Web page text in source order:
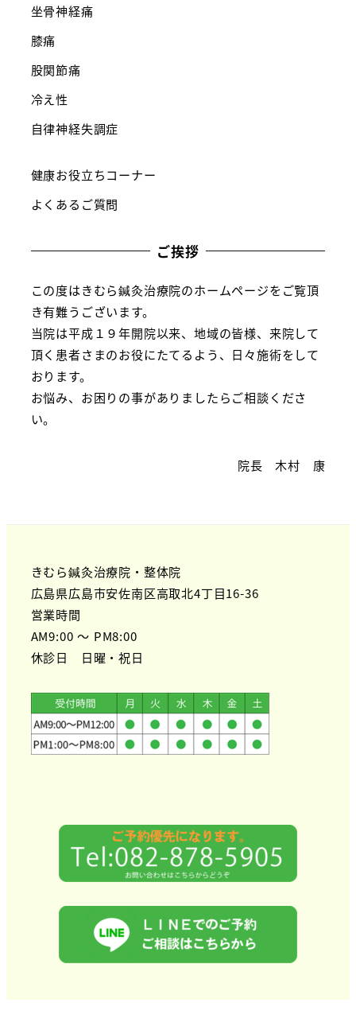
坐骨神経痛
膝痛
股関節痛
冷え性
自律神経失調症
健康お役立ちコーナー
よくあるご質問
ご挨拶
この度はきむら鍼灸治療院のホームページをご覧頂
き有難うございます。
当院は平成１９年開院以来、地域の皆様、来院して
頂く患者さまのお役にたてるよう、日々施術をして
おります。
お悩み、お困りの事がありましたらご相談くださ
い。
院長 木村 康
きむら鍼灸治療院・整体院
広島県広島市安佐南区高取北4丁目16-36
営業時間
AM9:00 ～ PM8:00
休診日 日曜・祝日